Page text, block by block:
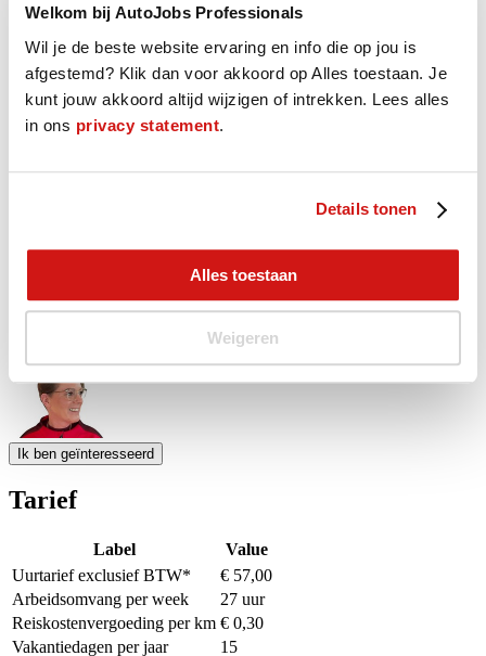
Welkom bij AutoJobs Professionals
Wil je de beste website ervaring en info die op jou is
afgestemd? Klik dan voor akkoord op Alles toestaan. Je
kunt jouw akkoord altijd wijzigen of intrekken. Lees alles
in ons privacy statement.
Details tonen
Alles toestaan
Weigeren
27 28 29 30 31 1
2
4 5 6 7 8
9
10 11 12 13 14 15 16
17 18 19 20 21 22 23
31 1 2 3 4 5
6
8 9 10 11 12 13
21 22 23 24 25 26 27
Event Date, augustus - september 2026
Ik ben geïnteresseerd
Tarief
Label
Value
Uurtarief exclusief BTW*
€ 57,00
Arbeidsomvang per week
27 uur
Reiskostenvergoeding per km € 0,30
Vakantiedagen per jaar
15